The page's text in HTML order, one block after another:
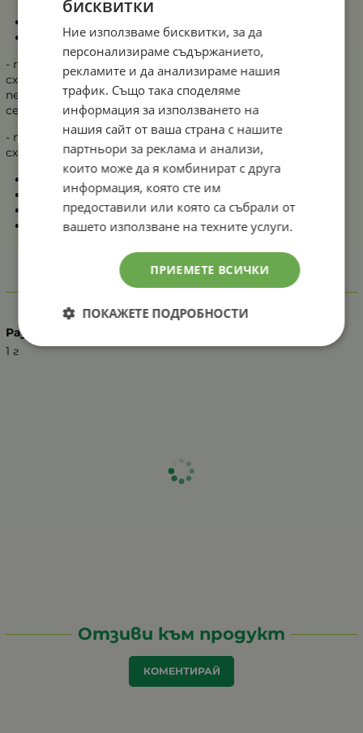
Разстояние:
- при отглеждане на гнезда можете да засявате по
схема - 150Х50-60 см. Във всяко гнездо се поставят по
пет - шест броя семена в гнездо. Дълбочината на
сеитба е 3 – 4 см
- при редово отглеждане, подходяща технологична
схема е 150Х10 – 15 см
Вегетация: 75 - 80 дни
Сеитбена норма: 300 - 400 гр/дка
Семена в 1гр: 30 - 35бр
Добив: около 3 тона
Характеристики
Разфасовка
1 г
Отзиви към продукт
КОМЕНТИРАЙ
бисквитки
Ние използваме бисквитки, за да
персонализираме съдържанието,
рекламите и да анализираме нашия
трафик. Също така споделяме
информация за използването на
нашия сайт от ваша страна с нашите
партньори за реклама и анализи,
които може да я комбинират с друга
информация, която сте им
предоставили или която са събрали от
вашето използване на техните услуги.
ПРИЕМЕТЕ ВСИЧКИ
ПОКАЖЕТЕ ПОДРОБНОСТИ